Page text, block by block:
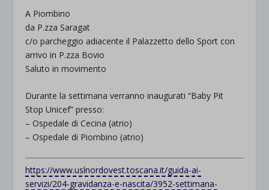
A Piombino
da P.zza Saragat
c/o parcheggio adiacente il Palazzetto dello Sport con
arrivo in P.zza Bovio
Saluto in movimento
Durante la settimana verranno inaugurati “Baby Pit
Stop Unicef” presso:
– Ospedale di Cecina(atrio)
– Ospedale di Piombino(atrio)
https://www.uslnordovest.toscana.it/guida-ai-
servizi/204-gravidanza-e-nascita/3952-settimana-